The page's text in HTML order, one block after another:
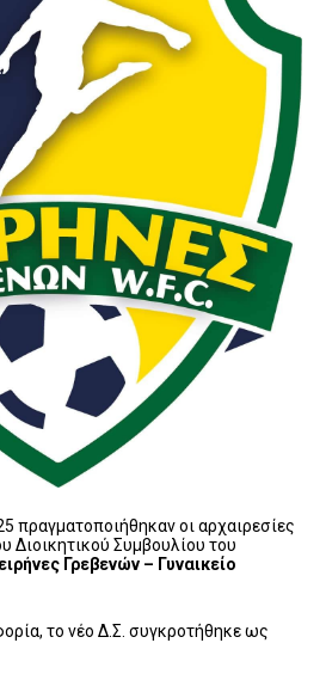
πραγματοποιήθηκαν οι αρχαιρεσίες
Διοικητικού Συμβουλίου του
Γρεβενών – Γυναικείο
το νέο Δ.Σ. συγκροτήθηκε ως